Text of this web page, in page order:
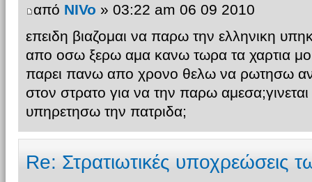
από NIVo » 03:22 am 06 09 2010
επειδη βιαζομαι να παρω την ελληνικη
απο οσω ξερω αμα κανω τωρα τα χαρτια
παρει πανω απο χρονο θελω να ρωτησω
στον στρατο για να την παρω
υπηρετησω την πατριδα;
Re: Στρατιωτικές